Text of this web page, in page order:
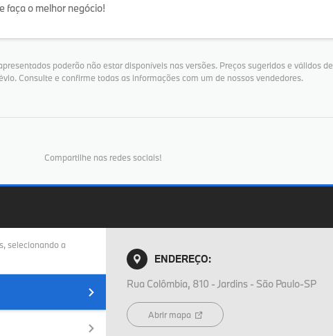
faça o melhor negócio!
poderão não estar disponíveis nas versões. Preços sugeridos e válidos de
Consulte e confirme todas as informações com um de nossos vendedores.
Compartilhe nas redes sociais!
selecionando a
ENDEREÇO:
Rua Colômbia, 810 - Jardins - São Paulo-SP
Abrir mapa